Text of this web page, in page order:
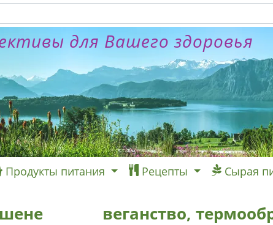
для Вашего здоровья
Продукты питания Рецепты Сырая
веганство,